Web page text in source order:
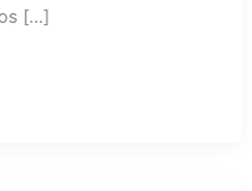
[…]